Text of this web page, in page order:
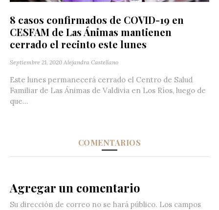
8 casos confirmados de COVID-19 en
CESFAM de Las Ánimas mantienen
cerrado el recinto este lunes
Septiembre 21, 2020 Alejandra Castellano
Este lunes permanecerá cerrado el Centro de Salud
Familiar de Las Ánimas de Valdivia en Los Ríos, luego de
que...
COMENTARIOS
Agregar un comentario
Su dirección de correo no se hará público. Los campos